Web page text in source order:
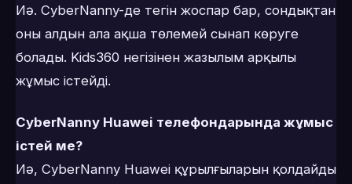
Иә. CyberNanny-де тегін жоспар бар, сондықтан
оны алдын ала ақша төлемей сынап көруге
болады. Kids360 негізінен жазылым арқылы
жұмыс істейді.
CyberNanny Huawei телефондарында жұмыс
істей ме?
Иә, CyberNanny Huawei құрылғыларын қолдайды